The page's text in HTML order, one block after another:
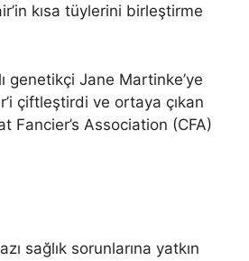
kısa tüylerini birleştirme
genetikçi Jane Martinke’ye
çiftleştirdi ve ortaya çıkan
Fancier’s Association (CFA)
sağlık sorunlarına yatkın